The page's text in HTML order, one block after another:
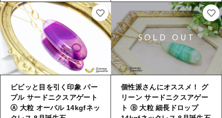
ビビッと目を引く印象 パー
プル サードニクスアゲート
Ⓐ 大粒 オーバル 14kgfネッ
個性派さんにオススメ！ グ
リーン サードニクスアゲー
ト Ⓑ 大粒 細長ドロップ